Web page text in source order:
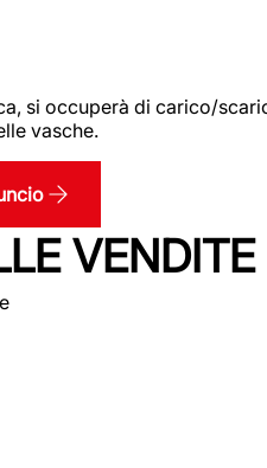
si occuperà di carico/
vasche.
VENDITE